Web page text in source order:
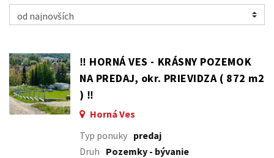
‼️ HORNÁ VES - KRÁSNY POZEMOK
NA PREDAJ, okr. PRIEVIDZA ( 872 m2
) ‼️
Horná Ves
Typ ponuky predaj
Druh Pozemky - bývanie